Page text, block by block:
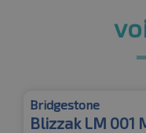
Bridgestone
Blizzak LM 001